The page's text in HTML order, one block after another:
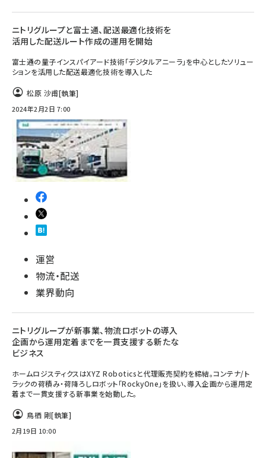
ニトリグループと富士通、配送最適化技術を
活用した配送ルート作成の運用を開始
富士通の量子インスパイアード技術「デジタルアニーラ」を中心としたソリュー
ションを活用した配送最適化技術を導入した
松原 沙甫[執筆]
2024年2月2日 7:00
運営
物流・配送
業界動向
ニトリグループが新事業、物流ロボットの導入
企画から運用定着までを一貫支援する新たな
ビジネス
ホームロジスティクスはXYZ Roboticsと代理販売契約を締結。コンテナ/ト
ラックの荷積み・荷降ろしロボット「RockyOne」を扱い、導入企画から運用定
着まで一貫支援する新事業を始動した。
鳥栖 剛[執筆]
2月19日 10:00